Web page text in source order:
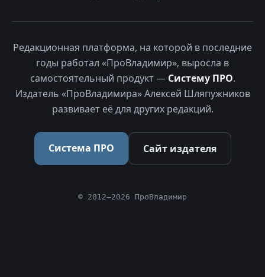
Редакционная платформа, на которой в последние
годы работал «ПроВладимир», выросла в
самостоятельный продукт — Систему ПРО.
Издатель «ПроВладимира» Алексей Шляпужников
развивает её для других редакций.
Система ПРО Сайт издателя
© 2012–2026 ПроВладимир